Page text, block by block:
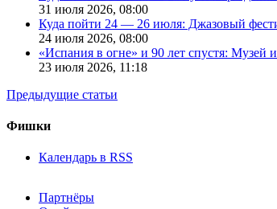
31 июля 2026, 08:00
Куда пойти 24 — 26 июля: Джазовый
24 июля 2026, 08:00
«Испания в огне» и 90 лет спустя: Музей
23 июля 2026, 11:18
Предыдущие статьи
Фишки
Календарь в RSS
Партнёры